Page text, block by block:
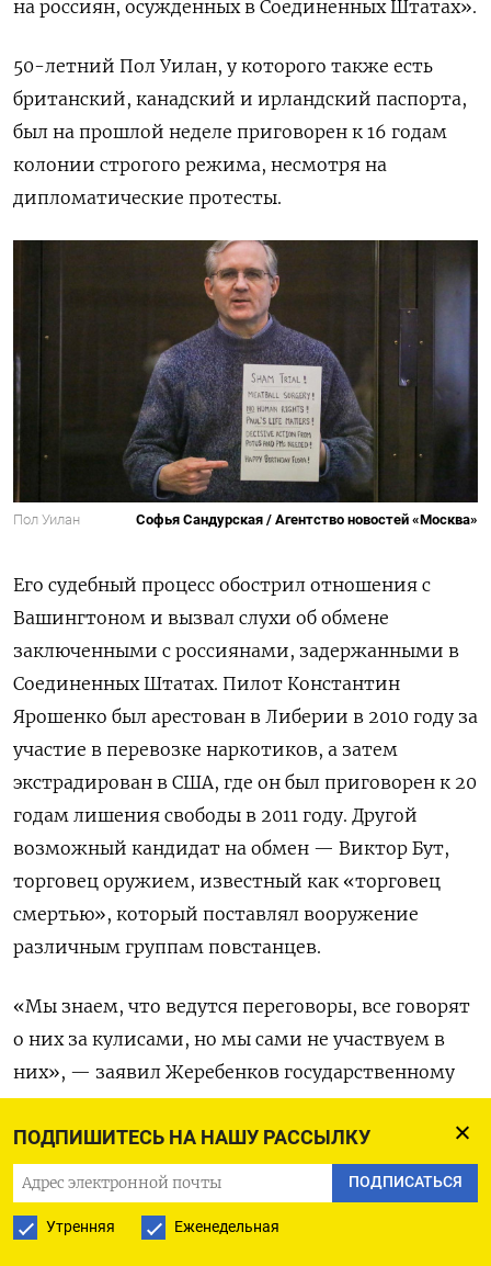
ПОДПИШИТЕСЬ НА НАШУ РАССЫЛКУ
ПОДПИСАТЬСЯ
Утренняя Еженедельная
на россиян, осужденных в Соединенных Штатах».
50-летний Пол Уилан, у которого также есть
британский, канадский и ирландский паспорта,
был на прошлой неделе приговорен к 16 годам
колонии строгого режима, несмотря на
дипломатические протесты.
Пол Уилан Софья Сандурская / Агентство новостей «Москва»
Его судебный процесс обострил отношения с
Вашингтоном и вызвал слухи об обмене
заключенными с россиянами, задержанными в
Соединенных Штатах. Пилот Константин
Ярошенко был арестован в Либерии в 2010 году за
участие в перевозке наркотиков, а затем
экстрадирован в США, где он был приговорен к 20
годам лишения свободы в 2011 году. Другой
возможный кандидат на обмен — Виктор Бут,
торговец оружием, известный как «торговец
смертью», который поставлял вооружение
различным группам повстанцев.
«Мы знаем, что ведутся переговоры, все говорят
о них за кулисами, но мы сами не участвуем в
них», — заявил Жеребенков государственному
агентству РИА Новости. Он сказал, что детали
обмена будут понятны, только «когда будет
достигнуто соглашение».
Пресс-секретарь президента Владимира Путина